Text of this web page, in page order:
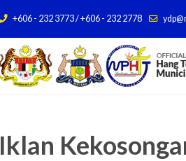
+606 - 232 3773 / +606 - 232 2778
Iklan